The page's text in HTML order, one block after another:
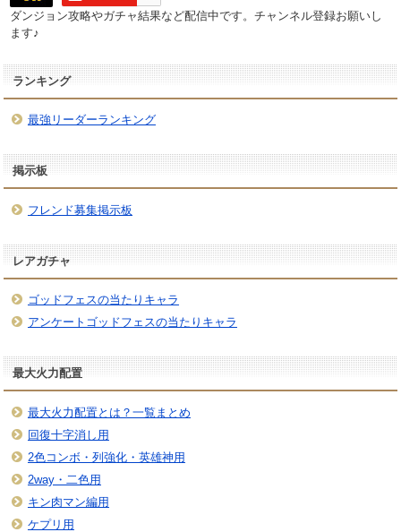
ダンジョン攻略やガチャ結果など配信中です。チャンネル登録お願いし
ます♪
ランキング
最強リーダーランキング
掲示板
フレンド募集掲示板
レアガチャ
ゴッドフェスの当たりキャラ
アンケートゴッドフェスの当たりキャラ
最大火力配置
最大火力配置とは？一覧まとめ
回復十字消し用
2色コンボ・列強化・英雄神用
2way・二色用
キン肉マン編用
ケプリ用